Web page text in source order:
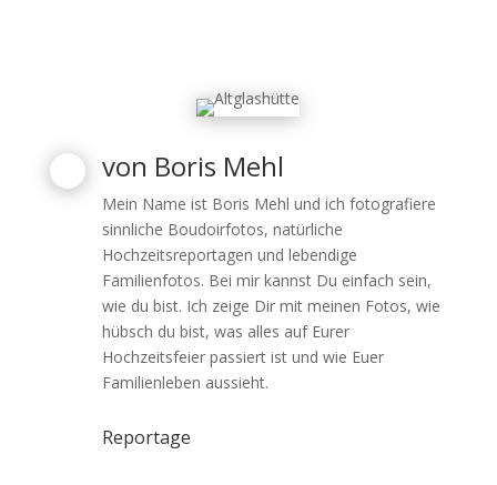
von Boris Mehl
Mein Name ist Boris Mehl und ich fotografiere
sinnliche Boudoirfotos, natürliche
Hochzeitsreportagen und lebendige
Familienfotos. Bei mir kannst Du einfach sein,
wie du bist. Ich zeige Dir mit meinen Fotos, wie
hübsch du bist, was alles auf Eurer
Hochzeitsfeier passiert ist und wie Euer
Familienleben aussieht.
Reportage